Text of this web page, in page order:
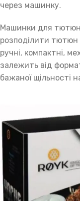
через машинку.
Машинки для
розподілити тютюн
ручні, компактні,
залежить від
бажаної щільності